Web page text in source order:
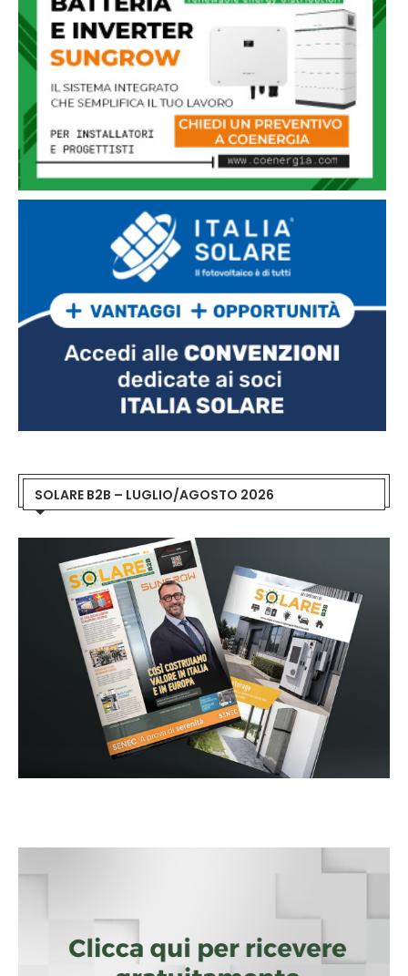
SOLARE B2B – LUGLIO/AGOSTO 2026